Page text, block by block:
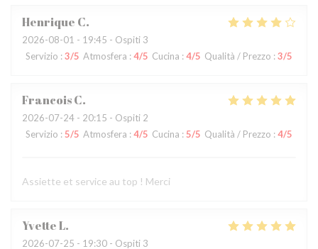
Henrique C
2026-08-01 - 19:45 - Ospiti 3
Servizio : 3/5 Atmosfera : 4/5 Cucina : 4/5 Qualità / Prezzo : 3/5
FrancoisC
2026-07-24 - 20:15 - Ospiti 2
Servizio : 5/5 Atmosfera : 4/5 Cucina : 5/5 Qualità / Prezzo : 4/5
Assiette et service au top ! Merci
YvetteL
2026-07-25 - 19:30 - Ospiti 3